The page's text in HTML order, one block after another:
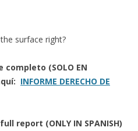
surface right?
(SOLO EN
INFORME DERECHO DE
report (ONLY IN SPANISH)